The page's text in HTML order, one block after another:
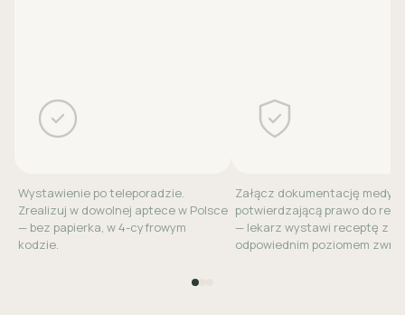
Wystawienie po teleporadzie.
Zrealizuj w dowolnej aptece w Polsce
— bez papierka, w 4-cyfrowym
kodzie.
Załącz dokumentację
potwierdzającą prawo do
— lekarz wystawi receptę z
odpowiednim poziomem